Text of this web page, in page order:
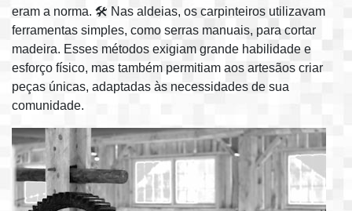
eram a norma. 🛠️ Nas aldeias, os carpinteiros utilizavam
ferramentas simples, como serras manuais, para cortar
madeira. Esses métodos exigiam grande habilidade e
esforço físico, mas também permitiam aos artesãos criar
peças únicas, adaptadas às necessidades de sua
comunidade.